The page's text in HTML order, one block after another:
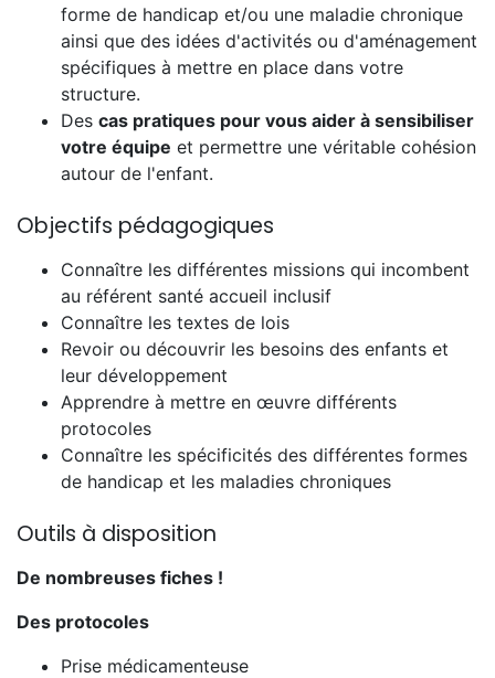
forme de handicap et/ou une maladie chronique
ainsi que des idées d'activités ou d'aménagement
spécifiques à mettre en place dans votre
structure.
Des cas pratiques pour vous aider à sensibiliser
votre équipe et permettre une véritable cohésion
autour de l'enfant.
Objectifs pédagogiques
Connaître les différentes missions qui incombent
au référent santé accueil inclusif
Connaître les textes de lois
Revoir ou découvrir les besoins des enfants et
leur développement
Apprendre à mettre en œuvre différents
protocoles
Connaître les spécificités des différentes formes
de handicap et les maladies chroniques
Outils à disposition
De nombreuses fiches !
Des protocoles
Prise médicamenteuse